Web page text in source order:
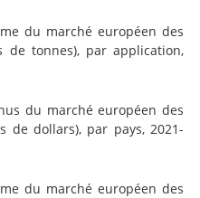
du marché européen des
de tonnes), par application,
du marché européen des
de dollars), par pays, 2021-
du marché européen des